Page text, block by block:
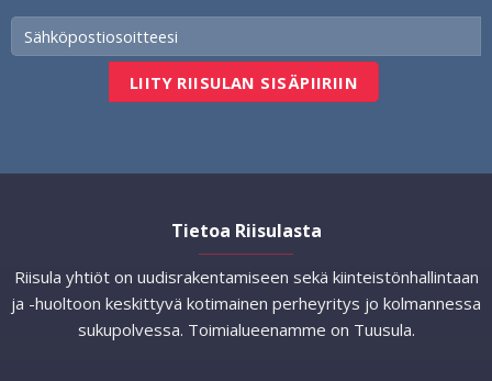
Tietoa Riisulasta
Riisula yhtiöt on uudisrakentamiseen sekä kiinteistönhallintaan
ja -huoltoon keskittyvä kotimainen perheyritys jo kolmannessa
sukupolvessa. Toimialueenamme on Tuusula.